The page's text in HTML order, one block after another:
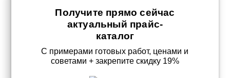
Получите прямо сейчас
актуальный прайс-
каталог
С примерами готовых работ, ценами и
советами + закрепите скидку 19%